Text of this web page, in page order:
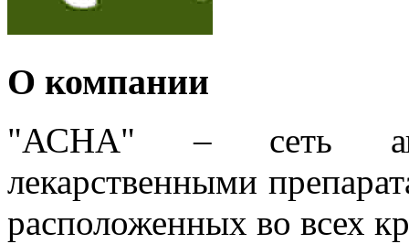
О компании
"АСНА" – сеть
лекарственными
расположенных во всех